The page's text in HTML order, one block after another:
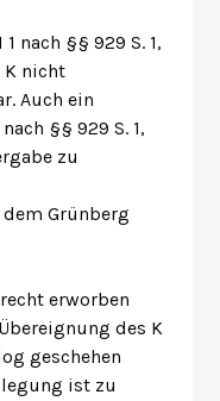
nach §§ 929 S. 1,
K nicht
Auch ein
§§ 929 S. 1,
zu
Grünberg
erworben
des K
geschehen
ist zu